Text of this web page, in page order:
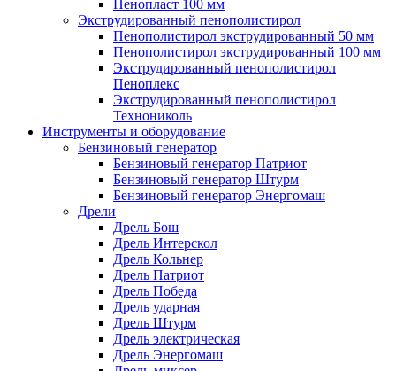
Пенопласт 100 мм
Экструдированный пенополистирол
Пенополистирол экструдированный 50 мм
Пенополистирол экструдированный 100 мм
Экструдированный пенополистирол
Пеноплекс
Экструдированный пенополистирол
Технониколь
Инструменты и оборудование
Бензиновый генератор
Бензиновый генератор Патриот
Бензиновый генератор Штурм
Бензиновый генератор Энергомаш
Дрели
Дрель Бош
Дрель Интерскол
Дрель Кольнер
Дрель Патриот
Дрель Победа
Дрель ударная
Дрель Штурм
Дрель электрическая
Дрель Энергомаш